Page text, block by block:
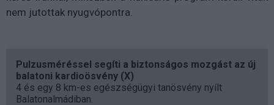
nem jutottak nyugvópontra.
Pulzusméréssel segíti a biztonságos mozgást az új
balatoni kardioösvény (X)
4 és egy 8 km-es egészségügyi tanösvény nyílt
Balatonalmádiban.